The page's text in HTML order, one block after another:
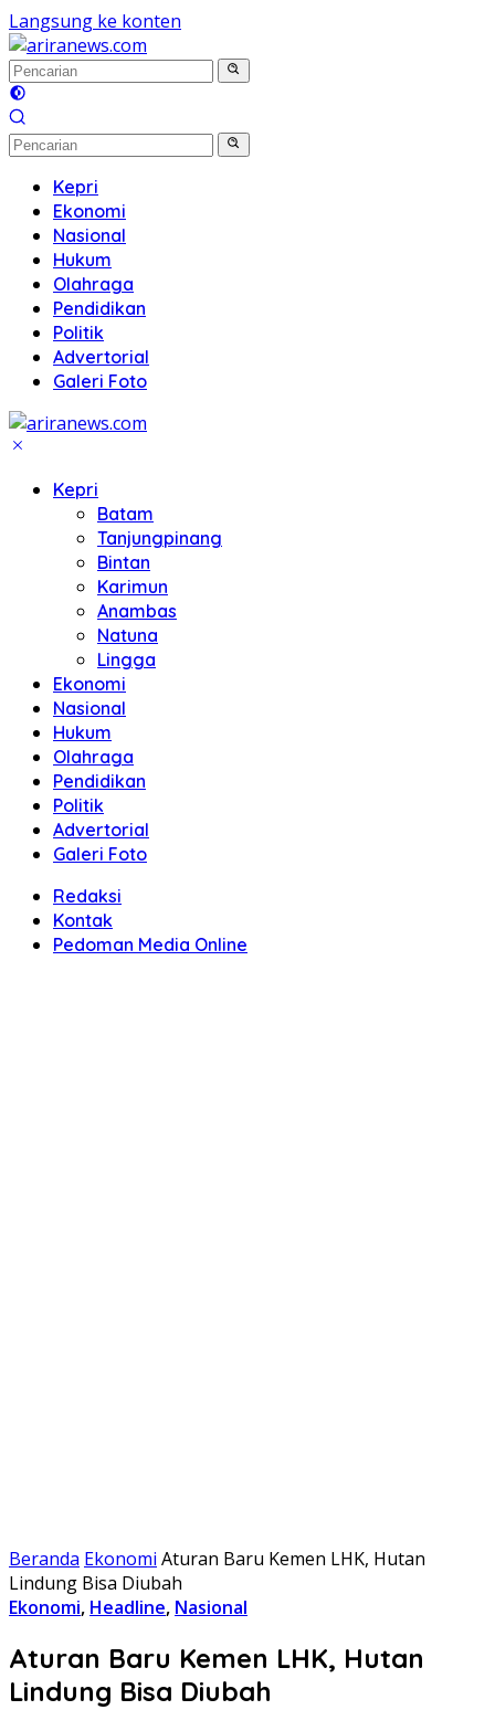
Langsung ke konten
Kepri
Ekonomi
Nasional
Hukum
Olahraga
Pendidikan
Politik
Advertorial
Galeri Foto
Kepri
Batam
Tanjungpinang
Bintan
Karimun
Anambas
Natuna
Lingga
Ekonomi
Nasional
Hukum
Olahraga
Pendidikan
Politik
Advertorial
Galeri Foto
Redaksi
Kontak
Pedoman Media Online
Beranda Ekonomi Aturan Baru Kemen LHK, Hutan
Lindung Bisa Diubah
Ekonomi, Headline, Nasional
Aturan Baru Kemen LHK, Hutan
Lindung Bisa Diubah